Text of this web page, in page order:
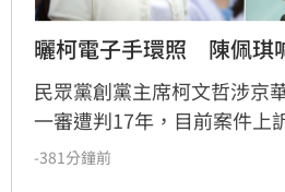
曬柯電子手環照　陳佩琪
民眾黨創黨主席柯文哲涉京
一審遭判17年，目前案件上
赴派出所更換科技設備，並
-381分鐘前